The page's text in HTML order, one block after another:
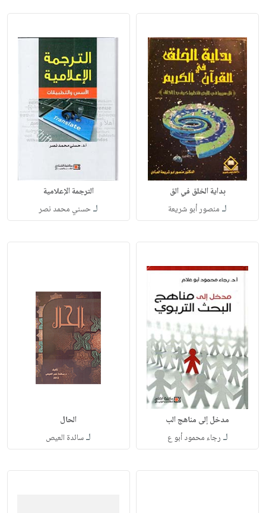
بداية الخلق في الق
لـ منصور أبو شريعة
الترجمة الإعلامية
لـحسني محمد نصر
مدخل إلى مناهج الب
لـ رجاء محمود أبو ع
الحال
لـسائدة العيص